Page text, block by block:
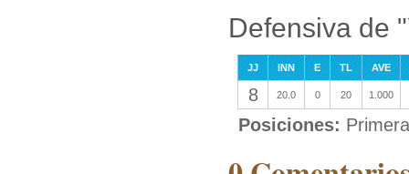
Defensiva de
JJ INN E TL AVE
8 20.0 0 20 1.000
Posiciones: